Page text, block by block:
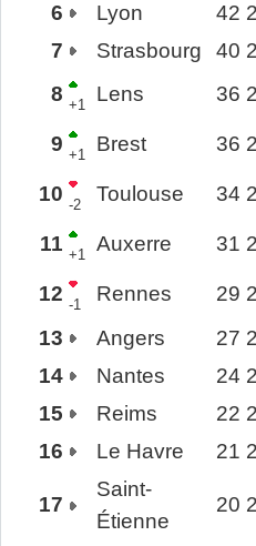
6
Lyon 42
7
Strasbourg 40
8 +1 Lens 36
9 +1 Brest 36
10 -2 Toulouse 34
11 +1 Auxerre 31
12 -1 Rennes 29
13
Angers 27
14
Nantes 24
15
Reims 22
16
Le Havre 21
17
Saint-
Étienne
20